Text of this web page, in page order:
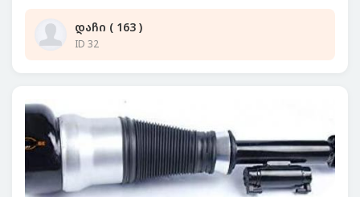
დაჩი ( 163 )
ID 32